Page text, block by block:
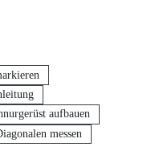
aufbauen
messen